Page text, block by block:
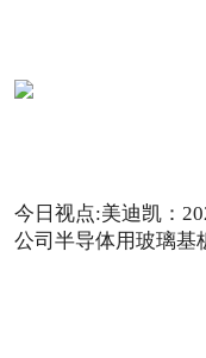
今日视点:美迪凯：
公司半导体用玻璃基